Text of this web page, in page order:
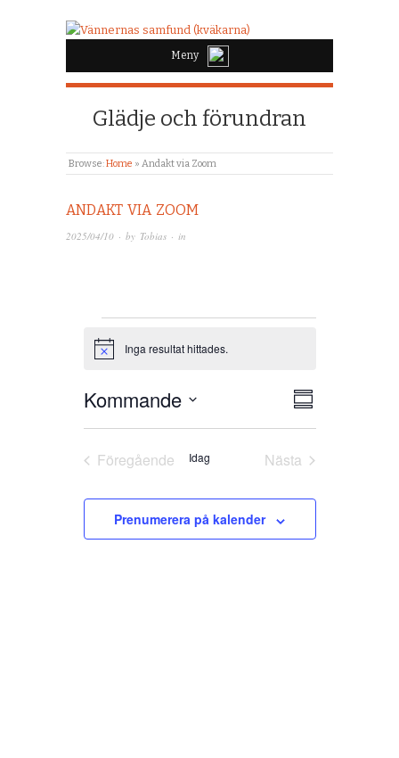
Meny
Glädje och förundran
Browse:Home » Andakt via Zoom
ANDAKT VIA ZOOM
2025/04/10 · by Tobias · in
Evenemang
Notis Inga resultat hittades.
Vy-
Sammanfattning
Kommande
Föregående
Idag
Nästa
Prenumerera på kalender